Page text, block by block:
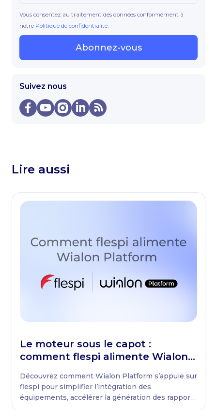
Vous consentez au traitement des données conformément à
notre Politique de confidentialité.
Abonnez-vous
Suivez nous
Lire aussi
Le moteur sous le capot :
comment flespi alimente Wialon
Découvrez comment Wialon Platform s’appuie sur
flespi pour simplifier l’intégration des
équipements, accélérer la génération des rapports